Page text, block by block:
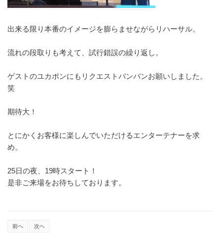
出来る限り本番のイメージを膨らませながらリハーサル。
流れの段取りも考えて、試行錯誤の繰り返し。
ゲストのユカポンにもリクエストバンバンお願いしました。
笑
期待大！
とにかくお客様に楽しんでいただけるエンターテナーを求
め。
25日の夜、19時スタート！
是非ご来場をお待ちしております。
前へ 次へ